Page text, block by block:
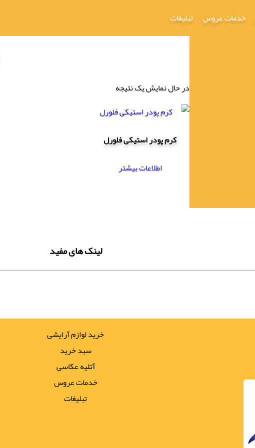
خدمات عروس تبلیغات
در حال نمایش یک نتیجه
کرم پودر استیکی فلورل
اطلاعات بیشتر
لینک های مفید
خرید لوازم آرایشی
سبد خرید
آتلیه عکاسی
خدمات عروس
تبلیغات